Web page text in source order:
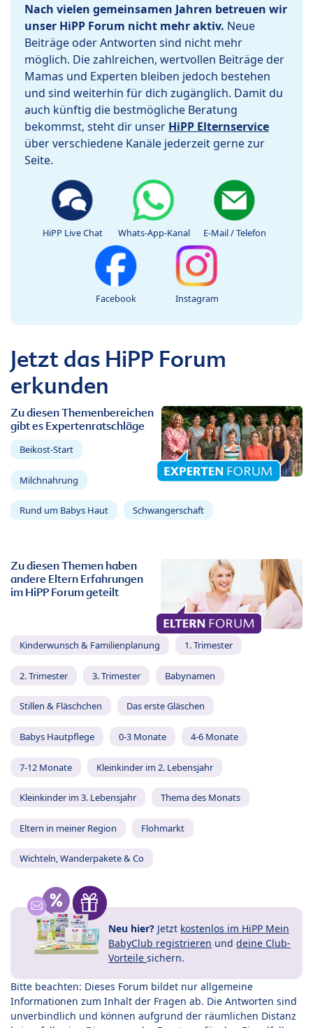
Nach vielen gemeinsamen Jahren betreuen wir
unser HiPP Forum nicht mehr aktiv. Neue
Beiträge oder Antworten sind nicht mehr
möglich. Die zahlreichen, wertvollen Beiträge der
Mamas und Experten bleiben jedoch bestehen
und sind weiterhin für dich zugänglich. Damit du
auch künftig die bestmögliche Beratung
bekommst, steht dir unser HiPP Elternservice
über verschiedene Kanäle jederzeit gerne zur
Seite.
HiPP Live Chat Whats-App-Kanal E-Mail / Telefon
Facebook Instagram
Jetzt das HiPP Forum
erkunden
Zu diesen Themenbereichen
gibt es Expertenratschläge
Beikost-Start
Milchnahrung
Rund um Babys Haut Schwangerschaft
Zu diesen Themen haben
andere Eltern Erfahrungen
im HiPP Forum geteilt
Kinderwunsch & Familienplanung 1. Trimester
2. Trimester 3. Trimester Babynamen
Stillen & Fläschchen Das erste Gläschen
Babys Hautpflege 0-3 Monate 4-6 Monate
7-12 Monate Kleinkinder im 2. Lebensjahr
Kleinkinder im 3. Lebensjahr Thema des Monats
Eltern in meiner Region Flohmarkt
Wichteln, Wanderpakete & Co
Neu hier? Jetzt kostenlos im HiPP Mein
BabyClub registrieren und deine Club-
Vorteile sichern.
Bitte beachten: Dieses Forum bildet nur allgemeine
Informationen zum Inhalt der Fragen ab. Die Antworten sind
unverbindlich und können aufgrund der räumlichen Distanz